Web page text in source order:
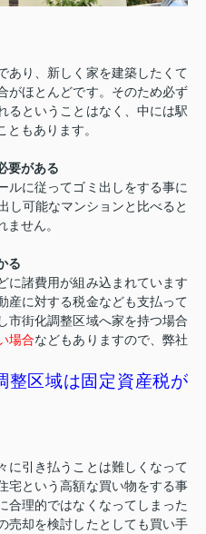
あり、新しく家を建築したくて
がほとんどです。そのため必ず
るということはなく、中には駅
もあります。
要がある
ルに従ってゴミ出しをする事に
し可能なマンションと比べると
せん。
る
に諸費用が組み込まれています
産に対する税金なども支払って
市街化調整区域へ家を持つ場合
場合などもありますので、弊社
整区域は固定資産税が
に引き払うことは難しくなって
宅という高額な買い物をする事
合理的ではなくなってしまった
売却を検討したとしても買い手